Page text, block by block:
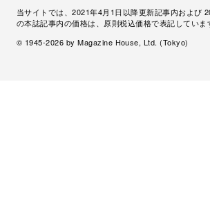
当サイトでは、2021年4月1日以降更新記事内および
の本誌記事内の価格は、原則税込価格で表記していま
© 1945-2026 by Magazine House, Ltd. (Tokyo)